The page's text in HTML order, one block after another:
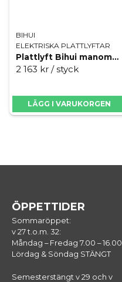
BIHUI
ELEKTRISKA PLATTLYFTAR
Plattlyft Bihui manometer LM40
2 163 kr / styck
LÄGG I VARUKORGEN
ÖPPETTIDER
Sommaröppet:
v 27 t.o.m. 32:
Måndag – Fredag 7.00 – 16.00
Lördag & Söndag STÄNGT
Semesterstängt v 29 och v